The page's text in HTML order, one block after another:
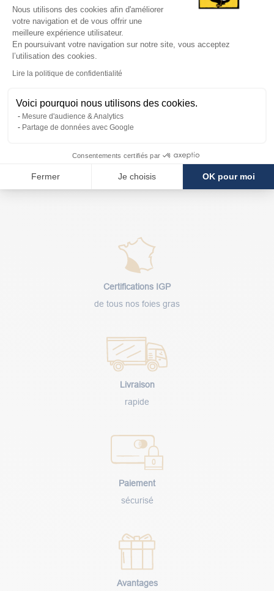
Plateforme de Gestion du
Nous utilisons des cookies afin d'améliorer
votre navigation et de vous offrir une
meilleure expérience utilisateur.
En poursuivant votre navigation sur notre site, vous acceptez
l’utilisation des cookies.
Lire la politique de confidentialité
Voici pourquoi nous utilisons des cookies.
Mesure d'audience & Analytics
Partage de données avec Google
Consentements certifiés par
Fermer Je choisis OK pour moi
Axeptio consent
de la région, nos plats et foies gras sont façonnés dans le
respect de la tradition. À offrir ou à déguster, Foie Gras Godard
est le partenaire idéal pour vos événements en proposants à
vos convives des assiettes goûteuses et savoureuses pour une
cuisine raffinée.
Rendez-vous dans l’une de nos 12 boutiques ou directement
sur notre site ou nous vous proposons notamment la
ligne de foie graspour une livraison rapide de colis gourmand à
commande sur Foie Gras Godard, un cadeau surprise sera
glissé dans votre colis.
Certifications IGP
de tous nos foies gras
Livraison
rapide
Paiement
sécurisé
Avantages